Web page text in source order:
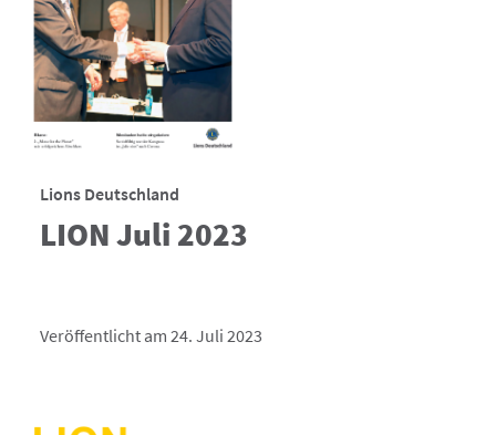
Lions Deutschland
LION Juli 2023
Veröffentlicht am 24. Juli 2023